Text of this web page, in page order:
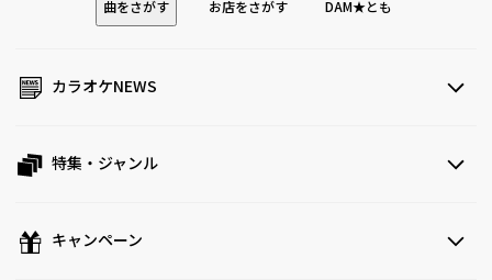
曲をさがす お店をさがす DAM★とも
カラオケNEWS
特集・ジャンル
キャンペーン